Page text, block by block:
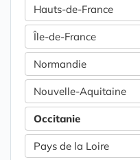
Hauts-de-France
Île-de-France
Normandie
Nouvelle-Aquitaine
Occitanie
Pays de la Loire